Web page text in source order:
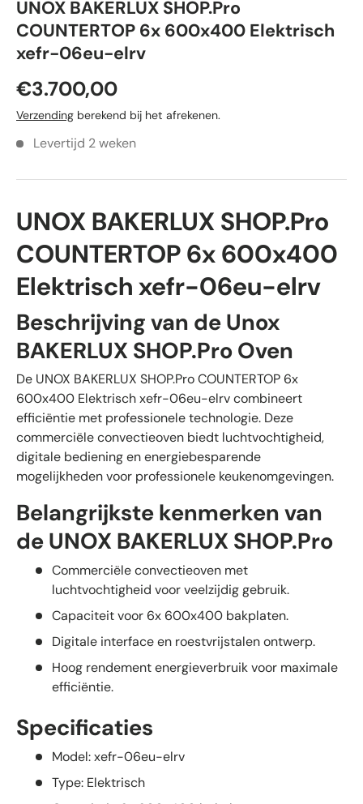
UNOX BAKERLUX SHOP.Pro
COUNTERTOP 6x 600x400 Elektrisch
xefr-06eu-elrv
€3.700,00
Verzending berekend bij het afrekenen.
Levertijd 2 weken
UNOX BAKERLUX SHOP.Pro
COUNTERTOP 6x 600x400
Elektrisch xefr-06eu-elrv
Beschrijving van de Unox
BAKERLUX SHOP.Pro Oven
De UNOX BAKERLUX SHOP.Pro COUNTERTOP 6x
600x400 Elektrisch xefr-06eu-elrv combineert
efficiëntie met professionele technologie. Deze
commerciële convectieoven biedt luchtvochtigheid,
digitale bediening en energiebesparende
mogelijkheden voor professionele keukenomgevingen.
Belangrijkste kenmerken van
de UNOX BAKERLUX SHOP.Pro
Commerciële convectieoven met
luchtvochtigheid voor veelzijdig gebruik.
Capaciteit voor 6x 600x400 bakplaten.
Digitale interface en roestvrijstalen ontwerp.
Hoog rendement energieverbruik voor maximale
efficiëntie.
Specificaties
Model: xefr-06eu-elrv
Type: Elektrisch